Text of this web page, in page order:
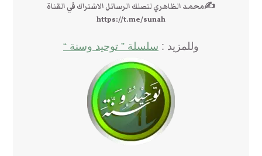
✍محمد الظاهري لتصلك الرسائل الاشتراك في القناة
https://t.me/sunah
وللمزيد : سلسلة ” توحيد وسنة “